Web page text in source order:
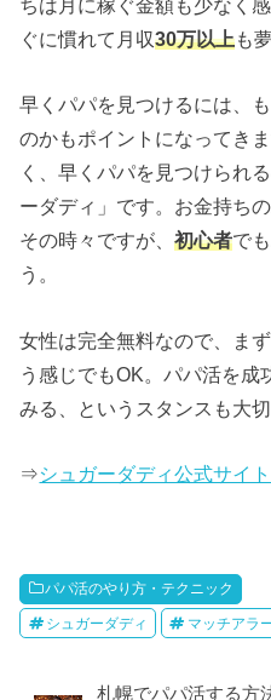
ちは月に稼ぐ金額も少なく
ぐに慣れて月収30万以上も
早くパパを見つけるには、
のかもポイントになってき
く、早くパパを見つけられ
ーダディ」です。お金持ち
その時々ですが、初心者で
う。
女性は完全無料なので、ま
う感じでもOK。パパ活を成
みる、というスタンスも大切
⇒シュガーダディ公式サイ
パパ活のやり方・テクニック
シュガーダディ マッチアラ
札幌でパパ活する方